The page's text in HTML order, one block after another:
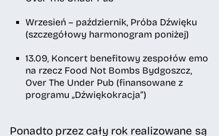
Wrzesień – październik, Próba Dźwięku
(szczegółowy harmonogram poniżej)
13.09, Koncert benefitowy zespołów emo
na rzecz Food Not Bombs Bydgoszcz,
Over The Under Pub (finansowane z
programu „Dźwiękokracja”)
Ponadto przez cały rok realizowane są